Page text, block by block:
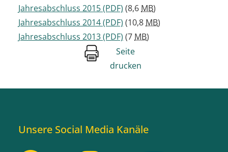
Jahresabschluss 2015(PDF) (8,6 MB)
Jahresabschluss 2014(PDF) (10,8 MB)
Jahresabschluss 2013(PDF) (7 MB)
Seite
drucken
Unsere Social Media Kanäle